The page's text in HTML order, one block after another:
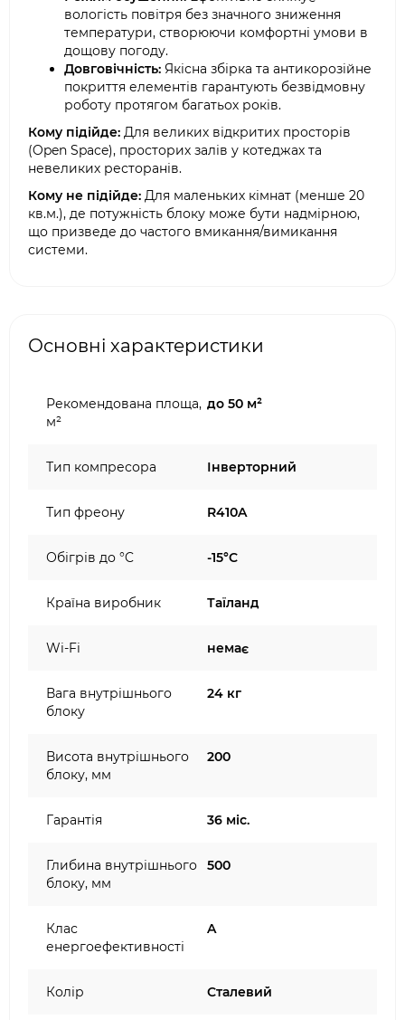
вологість повітря без значного зниження
температури, створюючи комфортні умови в
дощову погоду.
Довговічність: Якісна збірка та антикорозійне
покриття елементів гарантують безвідмовну
роботу протягом багатьох років.
Кому підійде: Для великих відкритих просторів
(Open Space), просторих залів у котеджах та
невеликих ресторанів.
Кому не підійде: Для маленьких кімнат (менше 20
кв.м.), де потужність блоку може бути надмірною,
що призведе до частого вмикання/вимикання
системи.
Основні характеристики
Рекомендована площа,
м²
до 50 м²
Тип компресора Інверторний
Тип фреону R410A
Обігрів до °C -15°C
Країна виробник Таїланд
Wi-Fi немає
Вага внутрішнього
блоку
24 кг
Висота внутрішнього
блоку, мм
200
Гарантія 36 міс.
Глибина внутрішнього
блоку, мм
500
Клас
енергоефективності
A
Колір Сталевий